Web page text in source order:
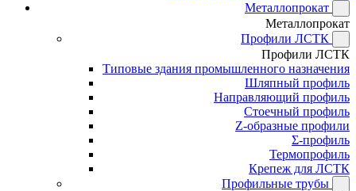
Металлопрокат
Металлопрокат
Профили ЛСТК
Профили ЛСТК
Типовые здания промышленного назначения
Шляпный профиль
Направляющий профиль
Стоечный профиль
Z-образные профили
Σ-профиль
Термопрофиль
Крепеж для ЛСТК
Профильные трубы